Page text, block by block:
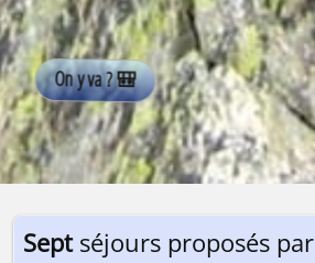
Septséjours proposés par